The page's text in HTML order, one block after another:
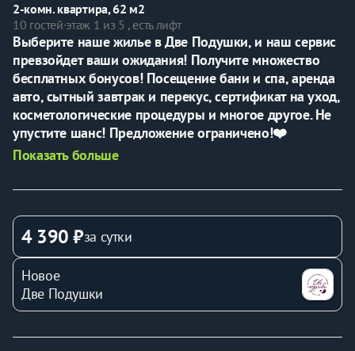
2-комн. квартира, 62 м2
10 гостей·этаж 1 из 5 , есть лифт
Выберите наше жилье в Две Подушки, и наш сервис
превзойдет ваши ожидания! Получите множество
бесплатных бонусов! Посещение бани и спа, аренда
авто, сытный завтрак и перекус, сертификат на уход,
косметологические процедуры и многое другое. Не
упустите шанс! Предложение ограничено!❤️
квартира– идеальное сочетание комфортной
пастельные тона стен создают спокойную атмосферу,
а грациозные детали интерьера добавляют нотку
роскоши. Просторная гостиная с изысканным
обеденным столом и уютный диван приглашают
расслабиться, наслаждаясь вечерним чаем или
беседой с близкими.
В спальнях царит гармония и тепло, где просторные
Показать больше
4 390 ₽за сутки
Новое
Две Подушки